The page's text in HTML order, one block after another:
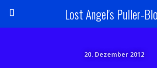
Lost Angel's Puller-
20. Dezember 2012